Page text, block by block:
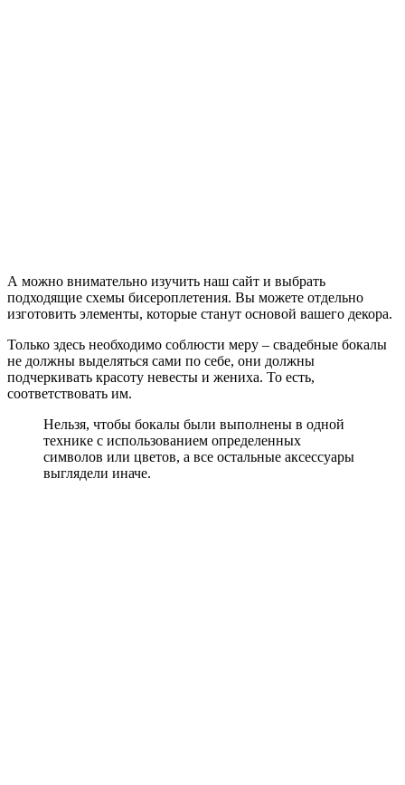
А можно внимательно изучить наш сайт и выбрать
подходящие схемы бисероплетения. Вы можете отдельно
изготовить элементы, которые станут основой вашего декора.
Только здесь необходимо соблюсти меру – свадебные бокалы
не должны выделяться сами по себе, они должны
подчеркивать красоту невесты и жениха. То есть,
соответствовать им.
Нельзя, чтобы бокалы были выполнены в одной
технике с использованием определенных
символов или цветов, а все остальные аксессуары
выглядели иначе.